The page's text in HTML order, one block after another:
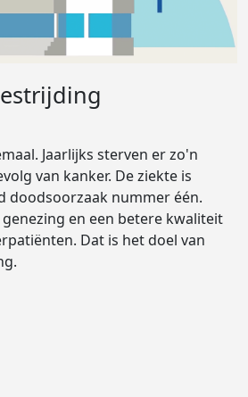
Jaarlijks sterven er zo'n
van kanker. De ziekte is
doodsoorzaak nummer één.
en een betere kwaliteit
Dat is het doel van